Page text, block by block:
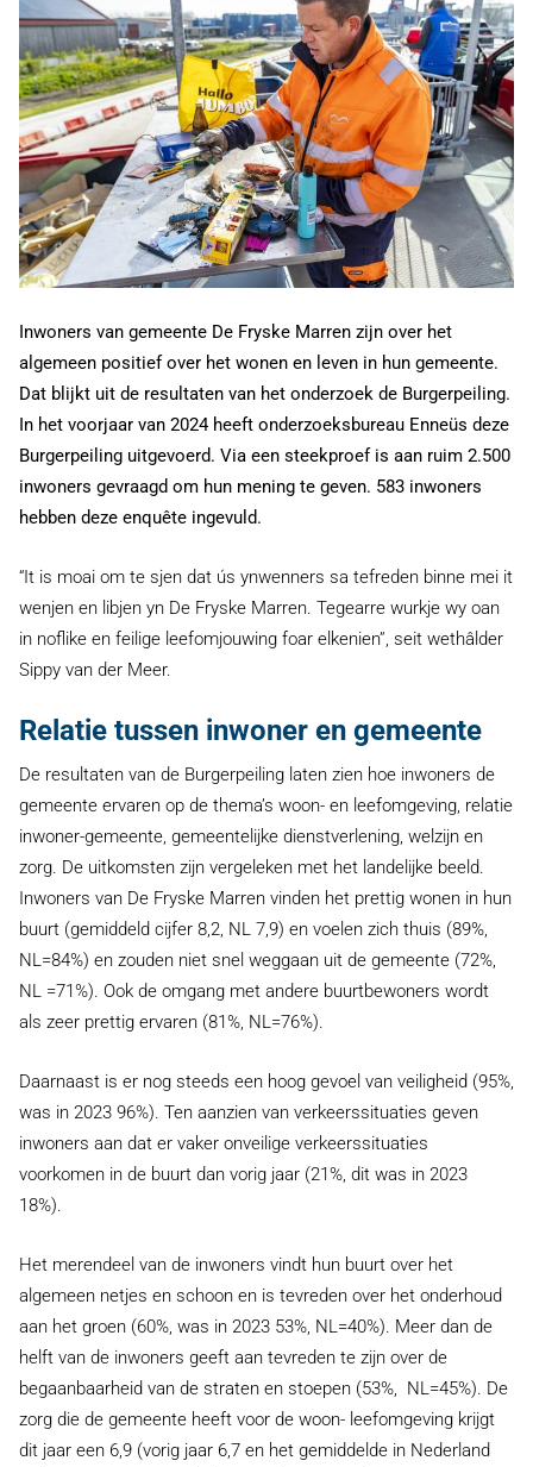
Inwoners van gemeente De Fryske Marren zijn over het
algemeen positief over het wonen en leven in hun gemeente.
Dat blijkt uit de resultaten van het onderzoek de Burgerpeiling.
In het voorjaar van 2024 heeft onderzoeksbureau Enneüs deze
Burgerpeiling uitgevoerd. Via een steekproef is aan ruim 2.500
inwoners gevraagd om hun mening te geven. 583 inwoners
hebben deze enquête ingevuld.
“It is moai om te sjen dat ús ynwenners sa tefreden binne mei it
wenjen en libjen yn De Fryske Marren. Tegearre wurkje wy oan
in noflike en feilige leefomjouwing foar elkenien”, seit wethâlder
Sippy van der Meer.
Relatie tussen inwoner en gemeente
De resultaten van de Burgerpeiling laten zien hoe inwoners de
gemeente ervaren op de thema’s woon- en leefomgeving, relatie
inwoner-gemeente, gemeentelijke dienstverlening, welzijn en
zorg. De uitkomsten zijn vergeleken met het landelijke beeld.
Inwoners van De Fryske Marren vinden het prettig wonen in hun
buurt (gemiddeld cijfer 8,2, NL 7,9) en voelen zich thuis (89%,
NL=84%) en zouden niet snel weggaan uit de gemeente (72%,
NL =71%). Ook de omgang met andere buurtbewoners wordt
als zeer prettig ervaren (81%, NL=76%).
Daarnaast is er nog steeds een hoog gevoel van veiligheid (95%,
was in 2023 96%). Ten aanzien van verkeerssituaties geven
inwoners aan dat er vaker onveilige verkeerssituaties
voorkomen in de buurt dan vorig jaar (21%, dit was in 2023
18%).
Het merendeel van de inwoners vindt hun buurt over het
algemeen netjes en schoon en is tevreden over het onderhoud
aan het groen (60%, was in 2023 53%, NL=40%). Meer dan de
helft van de inwoners geeft aan tevreden te zijn over de
begaanbaarheid van de straten en stoepen (53%, NL=45%). De
zorg die de gemeente heeft voor de woon- leefomgeving krijgt
dit jaar een 6,9 (vorig jaar 6,7 en het gemiddelde in Nederland